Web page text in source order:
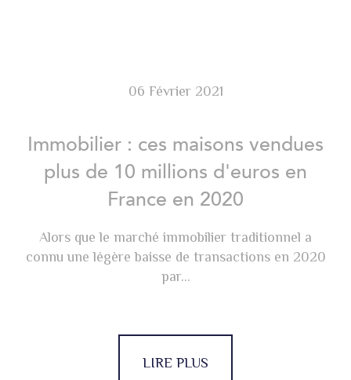
06 Février 2021
Immobilier : ces maisons vendues
plus de 10 millions d'euros en
France en 2020
Alors que le marché immobilier traditionnel a
connu une légère baisse de transactions en 2020
par...
LIRE PLUS